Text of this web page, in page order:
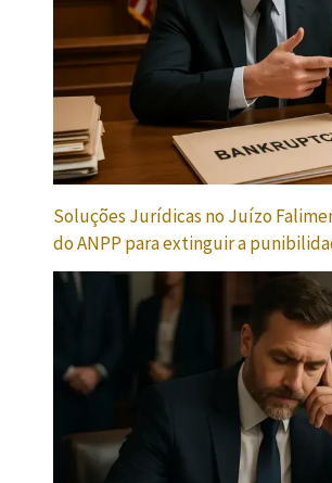
Soluções Jurídicas no Juízo
do ANPP para extinguir a